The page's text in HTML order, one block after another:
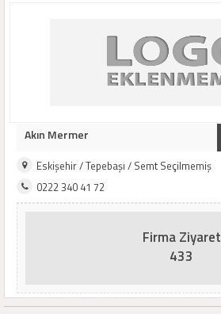
Akın Mermer
Eskişehir / Tepebaşı / Semt Seçilmemiş
0222 340 41 72
Firma Ziyaret
433